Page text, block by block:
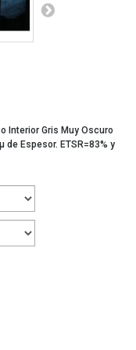
Interior Gris Muy Oscuro
Espesor. ETSR=83% y